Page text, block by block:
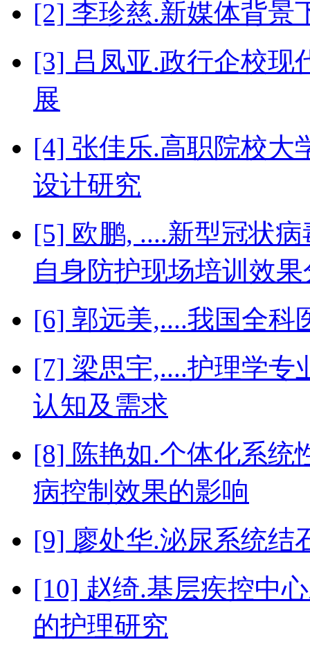
[2] 李珍慈.新媒体背景
[3] 吕凤亚.政行企校现
展
[4] 张佳乐.高职院校大
设计研究
[5] 欧鹏, ....新型冠状
自身防护现场培训效
[6] 郭远美,....我国全科
[7] 梁思宇,....护理学专
认知及需求
[8] 陈艳如.个体化系统
病控制效果的影响
[9] 廖处华.泌尿系统结
[10] 赵绮.基层疾控中
的护理研究